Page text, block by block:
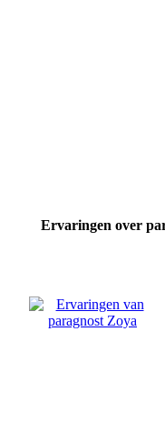
Ervaringen over